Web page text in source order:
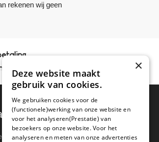
rekenen wij geen
en op rekening
8B 5405 PA
×
Deze website maakt
gebruik van cookies.
We gebruiken cookies voor de
(functionele)werking van onze website en
voor het analyseren(Prestatie) van
bezoekers op onze website. Voor het
analyseren en meten van onze advertenties